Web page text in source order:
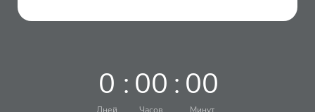
0
Дней
: 00
Часов
: 00
Минут